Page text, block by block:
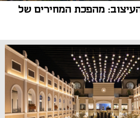
מהפכת המחירים של